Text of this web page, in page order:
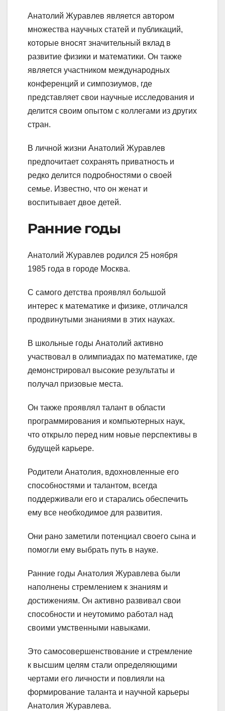
Анатолий Журавлев является автором
множества научных статей и публикаций,
которые вносят значительный вклад в
развитие физики и математики. Он также
является участником международных
конференций и симпозиумов, где
представляет свои научные исследования и
делится своим опытом с коллегами из других
стран.
В личной жизни Анатолий Журавлев
предпочитает сохранять приватность и
редко делится подробностями о своей
семье. Известно, что он женат и
воспитывает двое детей.
Ранние годы
Анатолий Журавлев родился 25 ноября
1985 года в городе Москва.
С самого детства проявлял большой
интерес к математике и физике, отличался
продвинутыми знаниями в этих науках.
В школьные годы Анатолий активно
участвовал в олимпиадах по математике, где
демонстрировал высокие результаты и
получал призовые места.
Он также проявлял талант в области
программирования и компьютерных наук,
что открыло перед ним новые перспективы в
будущей карьере.
Родители Анатолия, вдохновленные его
способностями и талантом, всегда
поддерживали его и старались обеспечить
ему все необходимое для развития.
Они рано заметили потенциал своего сына и
помогли ему выбрать путь в науке.
Ранние годы Анатолия Журавлева были
наполнены стремлением к знаниям и
достижениям. Он активно развивал свои
способности и неутомимо работал над
своими умственными навыками.
Это самосовершенствование и стремление
к высшим целям стали определяющими
чертами его личности и повлияли на
формирование таланта и научной карьеры
Анатолия Журавлева.